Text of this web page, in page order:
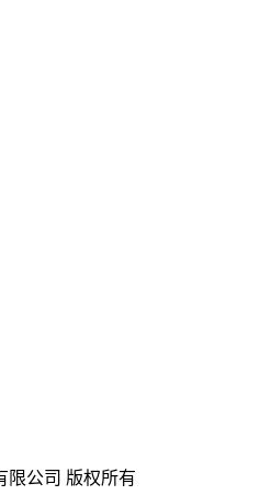
限公司 版权所有